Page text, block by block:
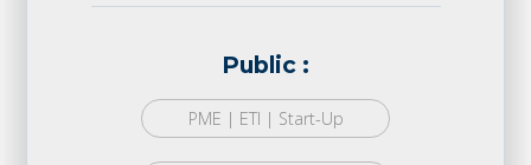
Public :
PME | ETI | Start-Up